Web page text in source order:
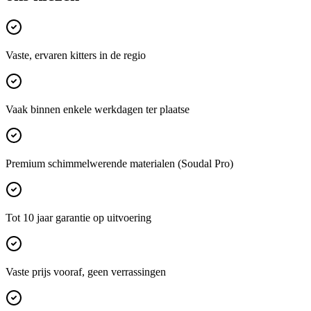
Vaste, ervaren kitters in de regio
Vaak binnen enkele werkdagen ter plaatse
Premium schimmelwerende materialen (Soudal Pro)
Tot 10 jaar garantie op uitvoering
Vaste prijs vooraf, geen verrassingen